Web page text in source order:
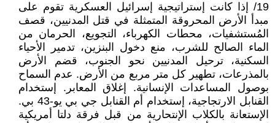
19/ إذا كانت إستراتيجية إسرائيل العسكرية تقوم على
مبدأ الأرض المحروقة المتمثلة في قتل المدنيين، قصف
المُستشفيات، محطات الكهرباء، التجويع، الحرمان من
الماء الصالح للشرب، منع دخول البنزين، تدمير الأحياء
السكنية، ترحيل المدنيين نحو الجنوب، قضم الأرض
بالمذرعات، تطهير كل متر مربع من الأرض. عدم السماح
بوصول المساعدات الإنسانية. إغلاق المعابر. إستخدام
القنابل الارتجاجية، إستخدام أم القنابل جي بي يو-43 بي.
الإستعانة بالكلاب الإنتحارية من قبل فرقة دلتا أمريكية